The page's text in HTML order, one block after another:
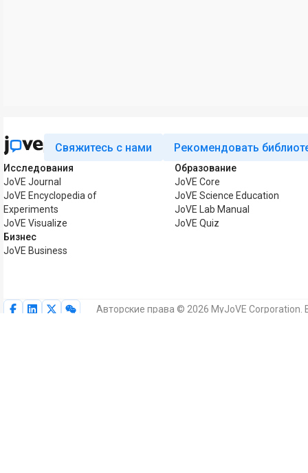
Свяжитесь с нами Рекомендовать
Исследования
JoVE Journal
JoVE Encyclopedia of
Experiments
JoVE Visualize
Бизнес
JoVE Business
Образование
JoVE Core
JoVE Science Education
JoVE Lab Manual
JoVE Quiz
Авторские права © 2026 MyJoVE